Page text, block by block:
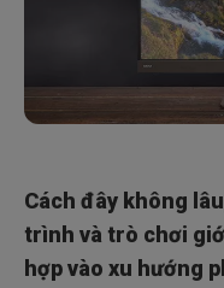
Cách đây không
trình và trò chơi
hợp vào xu hướng